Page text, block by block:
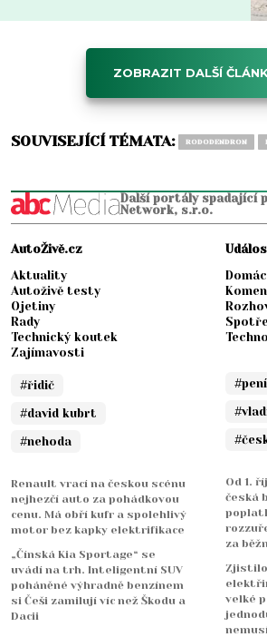
ZOBRAZIT DALŠÍ
SOUVISEJÍCÍ TÉMATA: RODODENDRON
Další portály spadající
Network, s.r.o.
AutoŽivě.cz
Aktuality
Autoživě testy
Ojetiny
Rady
Technický koutek
Zajímavosti
#řidič
#david kubrt
#nehoda
Renault vrací na českou scénu
nejhezčí auto za pohádkovou
cenu. Má obří kufr a spolehlivý
motor bez kapky elektrifikace
„Čínská Kia Sportage“ se
uvádí na trh. Inteligentní SUV
poháněné výhradně benzínem
si Češi zamilují víc než Škodu a
Dacii
Od 1.
česká
za
velké